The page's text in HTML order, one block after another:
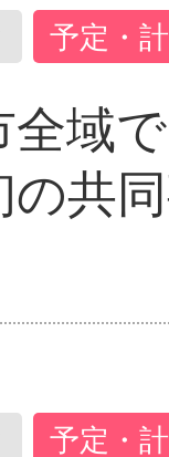
予定・
域
共
予定・